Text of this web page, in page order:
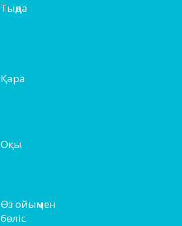
Тыңда
Қара
Оқы
Өз ойыңмен
бөліс